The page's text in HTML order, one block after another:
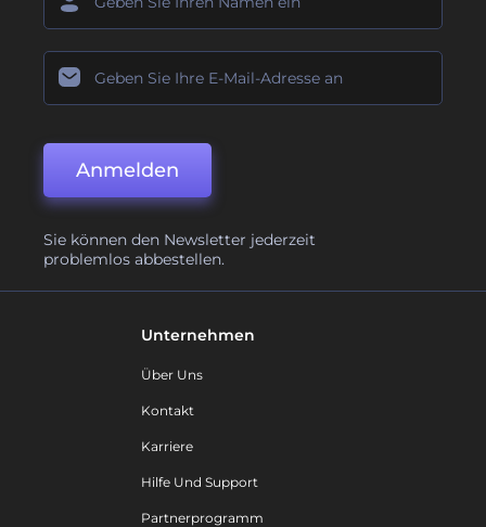
Anmelden
Sie können den Newsletter jederzeit
problemlos abbestellen.
Unternehmen
Über Uns
Kontakt
Karriere
Hilfe Und Support
Partnerprogramm